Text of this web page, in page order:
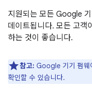
지원되는 모든 Google
데이트됩니다. 모든 고객
하는 것이 좋습니다.
참고: Google 기기 펌웨
확인할 수 있습니다.